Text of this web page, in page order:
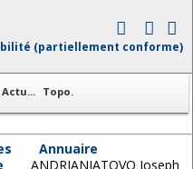
(partiellement conforme)
Actu... Topo.
Annuaire
ANDRIANJATOVO Joseph